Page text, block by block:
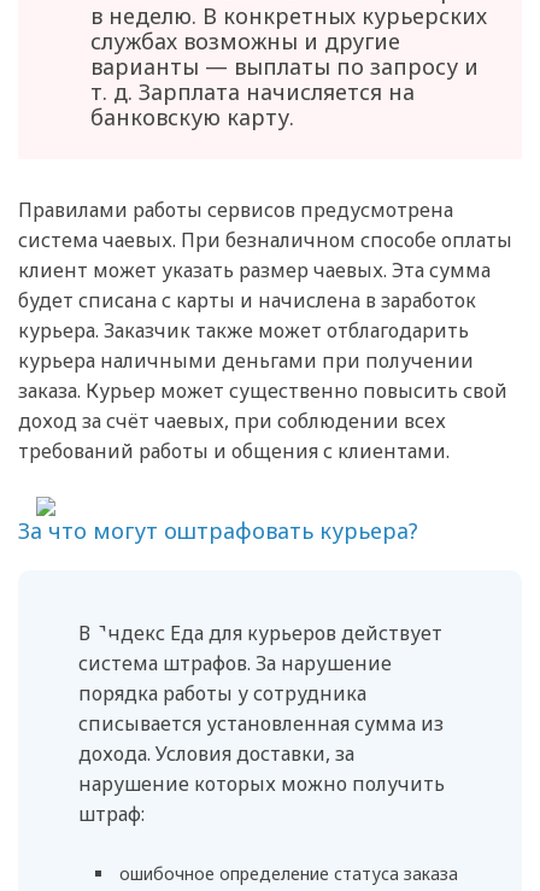
в неделю. В конкретных курьерских
службах возможны и другие
варианты — выплаты по запросу и
т. д. Зарплата начисляется на
банковскую карту.
Правилами работы сервисов предусмотрена
система чаевых. При безналичном способе оплаты
клиент может указать размер чаевых. Эта сумма
будет списана с карты и начислена в заработок
курьера. Заказчик также может отблагодарить
курьера наличными деньгами при получении
заказа. Курьер может существенно повысить свой
доход за счёт чаевых, при соблюдении всех
требований работы и общения с клиентами.
За что могут оштрафовать курьера?
В Яндекс Еда для курьеров действует
система штрафов. За нарушение
порядка работы у сотрудника
списывается установленная сумма из
дохода. Условия доставки, за
нарушение которых можно получить
штраф:
ошибочное определение статуса заказа